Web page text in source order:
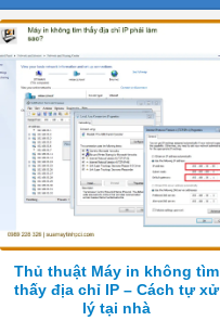
Thủ thuật Máy in không tìm
thấy địa chỉ IP – Cách tự xử
lý tại nhà